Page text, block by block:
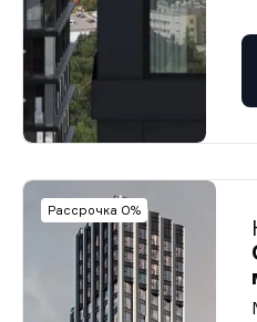
Рассрочка 0%